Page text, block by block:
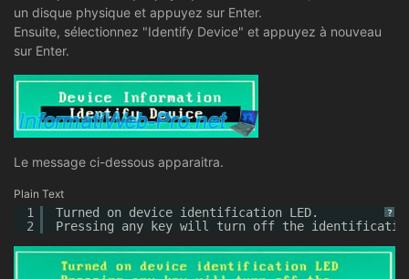
un disque physique et appuyez sur Enter.
Ensuite, sélectionnez "Identify Device" et appuyez à nouveau
sur Enter.
Le message ci-dessous apparaitra.
Plain Text
?
1
2
Turned on device identification LED.
Pressing any key will turn off the